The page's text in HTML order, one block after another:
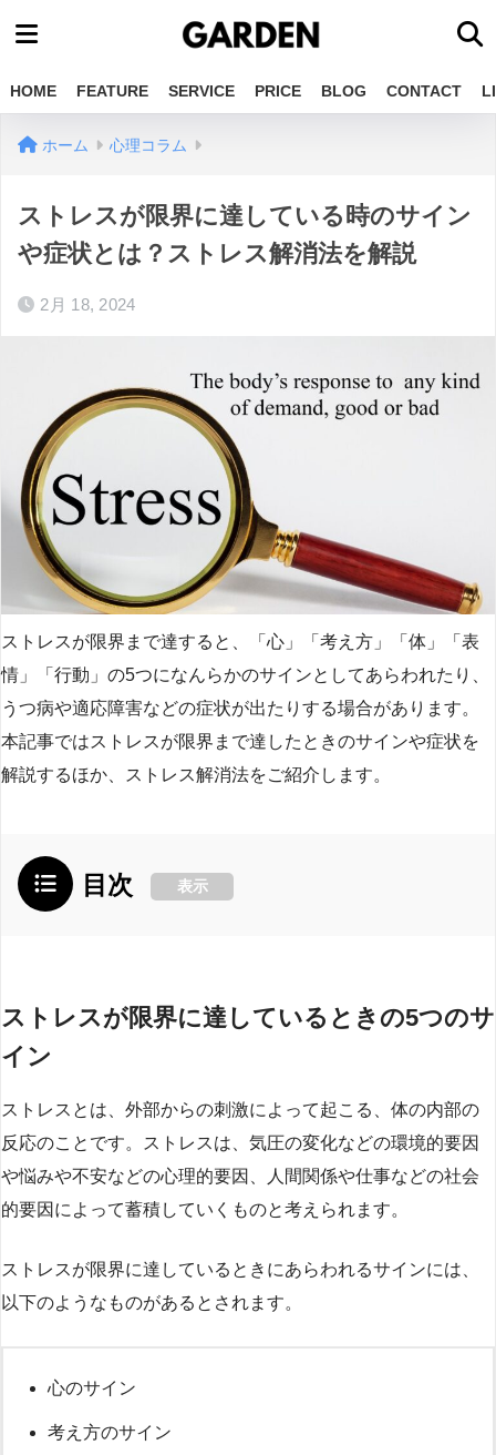
HOME FEATURE SERVICE PRICE BLOG CONTACT
ホーム 心理コラム
ストレスが限界に達している時のサイン
や症状とは？ストレス解消法を解説
2月 18, 2024
ストレスが限界まで達すると、「心」「考え方」「体」「表
情」「行動」の5つになんらかのサインとしてあらわれたり、
うつ病や適応障害などの症状が出たりする場合があります。
本記事ではストレスが限界まで達したときのサインや症状を
解説するほか、ストレス解消法をご紹介します。
目次 表示
ストレスが限界に達しているときの5つのサ
イン
ストレスとは、外部からの刺激によって起こる、体の内部の
反応のことです。ストレスは、気圧の変化などの環境的要因
や悩みや不安などの心理的要因、人間関係や仕事などの社会
的要因によって蓄積していくものと考えられます。
ストレスが限界に達しているときにあらわれるサインには、
以下のようなものがあるとされます。
心のサイン
考え方のサイン